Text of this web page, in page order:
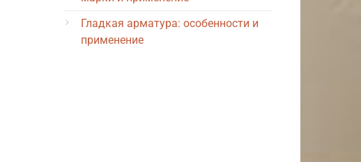
Гладкая арматура: особенности и
применение